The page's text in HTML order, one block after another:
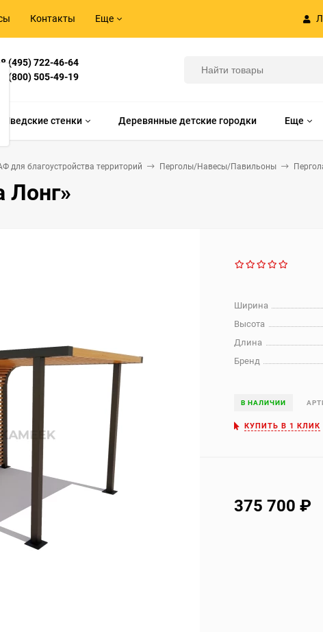
Контакты Еще
8 (495) 722-46-64
8 (800) 505-49-19
Шведские стенки Деревянные детские городки Еще
благоустройства территорий Перголы/Навесы/Павильоны
Лонг»
Ширина
Высота
Длина
Бренд
В НАЛИЧИИ
КУПИТЬ В 1 КЛИК
375 700